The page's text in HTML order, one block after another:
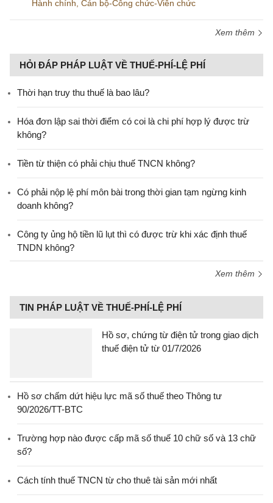
Hành chính Cán bộ-Công chức-Viên chức
Xem thêm
HỎI ĐÁP PHÁP LUẬT VỀ THUẾ-PHÍ-LỆ PHÍ
Thời hạn truy thu thuế là bao lâu?
Hóa đơn lập sai thời điểm có coi là chi phí hợp lý được trừ
không?
Tiền từ thiện có phải chịu thuế TNCN không?
Có phải nộp lệ phí môn bài trong thời gian tạm ngừng kinh
doanh không?
Công ty ủng hộ tiền lũ lụt thì có được trừ khi xác định thuế
TNDN không?
Xem thêm
TIN PHÁP LUẬT VỀ THUẾ-PHÍ-LỆ PHÍ
Hồ sơ, chứng từ điện tử trong giao dịch
thuế điện tử từ 01/7/2026
Hồ sơ chấm dứt hiệu lực mã số thuế theo Thông tư
90/2026/TT-BTC
Trường hợp nào được cấp mã số thuế 10 chữ số và 13 chữ
số?
Cách tính thuế TNCN từ cho thuê tài sản mới nhất